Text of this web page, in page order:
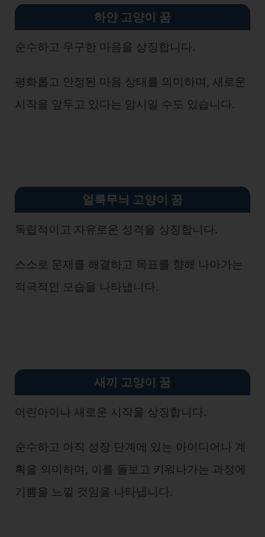
하얀 고양이 꿈
순수하고 무구한 마음을 상징합니다.
평화롭고 안정된 마음 상태를 의미하며, 새로운
시작을 앞두고 있다는 암시일 수도 있습니다.
얼룩무늬 고양이 꿈
독립적이고 자유로운 성격을 상징합니다.
스스로 문제를 해결하고 목표를 향해 나아가는
적극적인 모습을 나타냅니다.
새끼 고양이 꿈
어린아이나 새로운 시작을 상징합니다.
순수하고 아직 성장 단계에 있는 아이디어나 계
획을 의미하며, 이를 돌보고 키워나가는 과정에
기쁨을 느낄 것임을 나타냅니다.